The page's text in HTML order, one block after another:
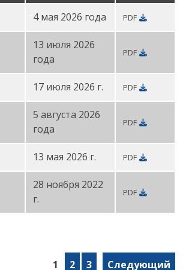
4 мая 2026 года PDF
13 июля 2026
года
PDF
17 июля 2026 г. PDF
5 августа 2026
года
PDF
13 мая 2026 г. PDF
28 ноября 2022
г.
PDF
1 2 3 Следующий